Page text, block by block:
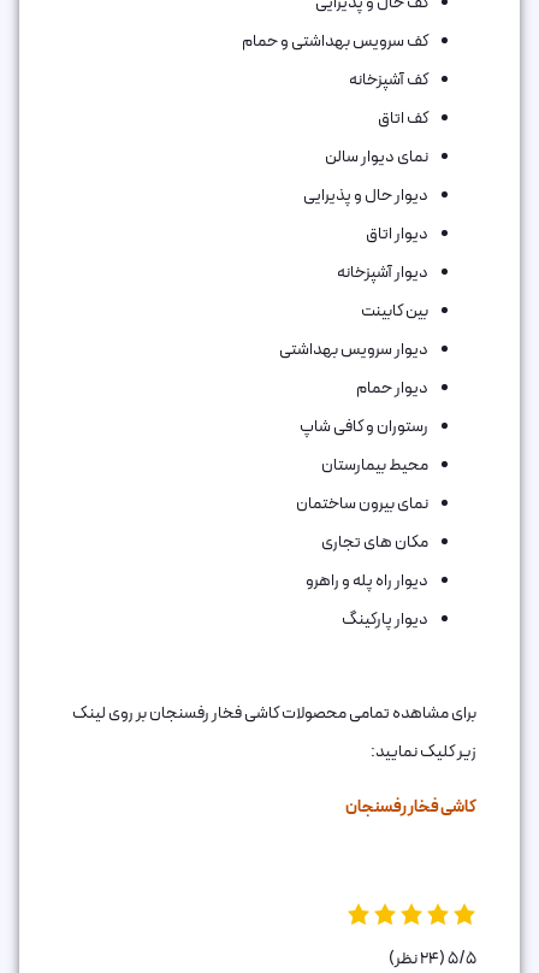
کف سرویس بهداشتی و حمام
کف آشپزخانه
کف اتاق‌
نمای دیوار سالن
دیوار حال و پذیرایی
دیوار اتاق
دیوار آشپزخانه
بین کابینت
دیوار سرویس بهداشتی
دیوار حمام
رستوران و کافی شاپ
محیط بیمارستان
نمای بیرون ساختمان
مکان های تجاری
دیوار راه پله و راهرو
دیوار پارکینگ
برای مشاهده تمامی محصولات کاشی فخار رفسنجان بر روی لینک
زیر کلیک نمایید:
کاشی فخار رفسنجان
5/5(24 نظر)